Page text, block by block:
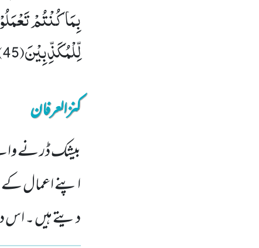
لِّلْمُكَذِّبِیْنَ(45)
کنزالعرفان
بیشک ڈر نے
اپنے اعمال کے
دیتے ہیں ۔ اس